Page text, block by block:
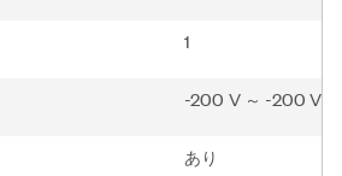
1
-200 V ～ -200 V
あり